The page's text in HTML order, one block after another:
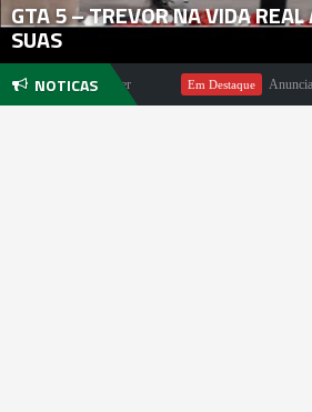
GTA 5 – TREVOR NA VIDA REAL
SUAS
NOTICAS
Michael Pachter Em Destaque Anunciado